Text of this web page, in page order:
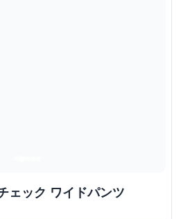
ェック ワイドパンツ